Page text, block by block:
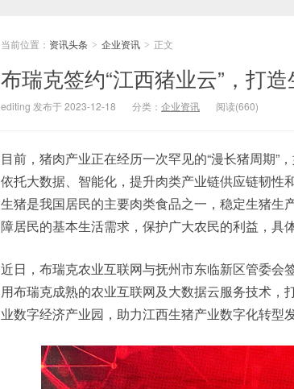
当前位置： 资讯头条 > 企业资讯 > 正文
布瑞克签约“江西猪业云”，打
editing 发布于 2023-12-18 分类： 企业资讯 阅读(660)
目前，猪肉产业正在经历一次罕见的“漫长猪周期”
依托大数据、智能化，提升肉类产业链供应链韧性
生猪是我国居民的主要肉类食品之一，稳定生猪生
障居民的基本生活需求，保护广大农民的利益，具
近日，布瑞克农业互联网与抚州市东临新区管委会
用布瑞克成熟的农业互联网及大数据云服务技术，
业数字经济产业园，助力江西生猪产业数字化转型发